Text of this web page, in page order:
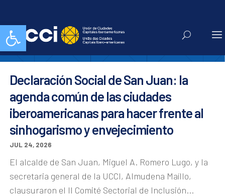
Abrir barra de herramientasNoticias
Declaración Social de San Juan: la
agenda común de las ciudades
iberoamericanas para hacer frente al
sinhogarismo y envejecimiento
JUL 24, 2026
El alcalde de San Juan, Miguel A. Romero Lugo, y la
secretaria general de la UCCI, Almudena Maíllo,
clausuraron el II Comité Sectorial de Inclusión...